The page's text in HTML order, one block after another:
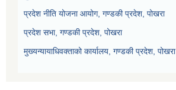
प्रदेश नीति योजना आयोग, गण्डकी प्रदेश, पोखरा
प्रदेश सभा, गण्डकी प्रदेश, पोखरा
मुख्यन्यायाधिवक्ताको कार्यालय, गण्डकी प्रदेश, पोखरा